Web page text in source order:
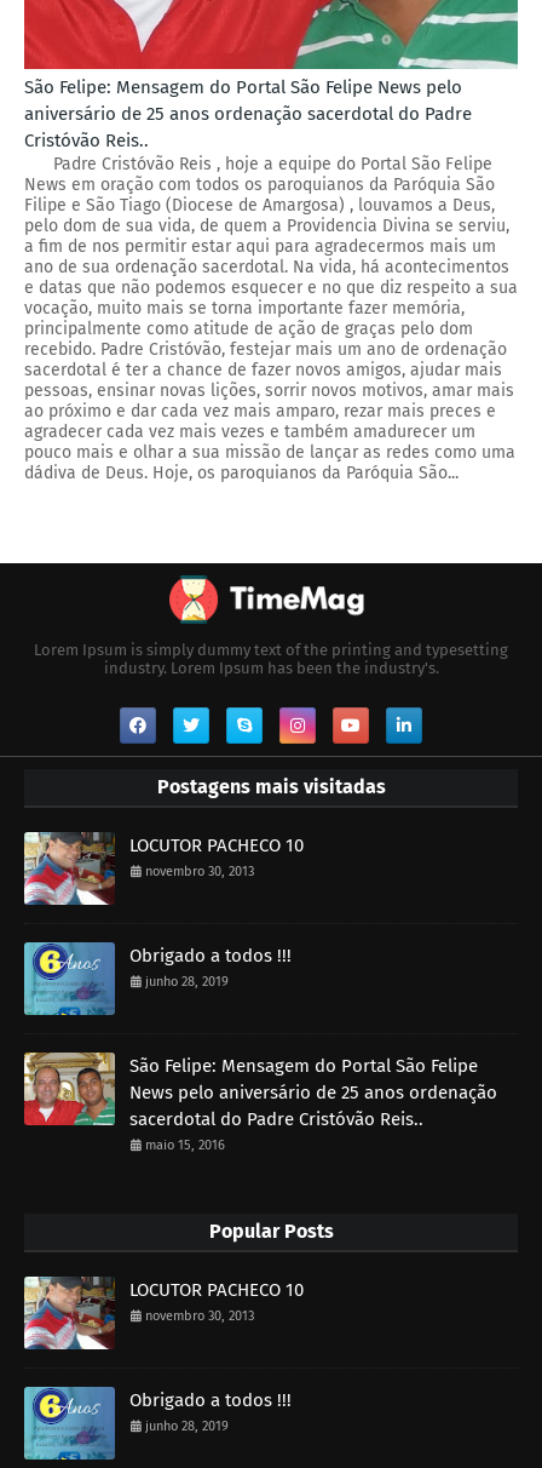
São Felipe: Mensagem do Portal São Felipe News pelo
aniversário de 25 anos ordenação sacerdotal do Padre
Cristóvão Reis..
Padre Cristóvão Reis , hoje a equipe do Portal São Felipe
News em oração com todos os paroquianos da Paróquia São
Filipe e São Tiago (Diocese de Amargosa) , louvamos a Deus,
pelo dom de sua vida, de quem a Providencia Divina se serviu,
a fim de nos permitir estar aqui para agradecermos mais um
ano de sua ordenação sacerdotal. Na vida, há acontecimentos
e datas que não podemos esquecer e no que diz respeito a sua
vocação, muito mais se torna importante fazer memória,
principalmente como atitude de ação de graças pelo dom
recebido. Padre Cristóvão, festejar mais um ano de ordenação
sacerdotal é ter a chance de fazer novos amigos, ajudar mais
pessoas, ensinar novas lições, sorrir novos motivos, amar mais
ao próximo e dar cada vez mais amparo, rezar mais preces e
agradecer cada vez mais vezes e também amadurecer um
pouco mais e olhar a sua missão de lançar as redes como uma
dádiva de Deus. Hoje, os paroquianos da Paróquia São...
Lorem Ipsum is simply dummy text of the printing and typesetting
industry. Lorem Ipsum has been the industry's.
Postagens mais visitadas
LOCUTOR PACHECO 10
novembro 30, 2013
Obrigado a todos !!!
junho 28, 2019
São Felipe: Mensagem do Portal São Felipe
News pelo aniversário de 25 anos ordenação
sacerdotal do Padre Cristóvão Reis..
maio 15, 2016
Popular Posts
LOCUTOR PACHECO 10
novembro 30, 2013
Obrigado a todos !!!
junho 28, 2019